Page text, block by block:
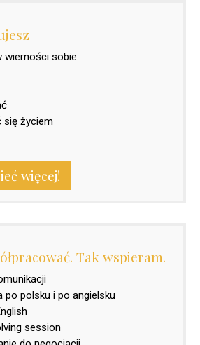
wierności sobie
się życiem
więcej!
Tak wspieram.
po polsku i po angielsku
session